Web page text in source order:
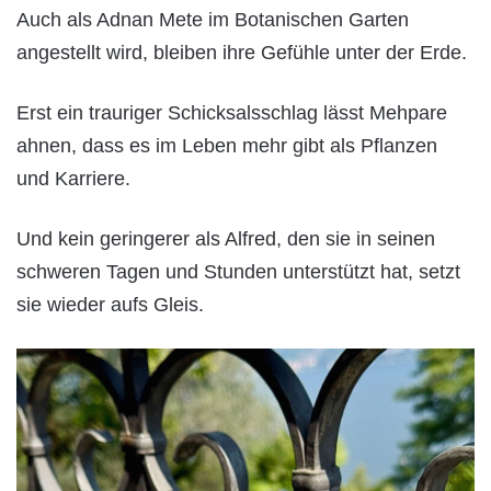
Auch als Adnan Mete im Botanischen Garten
angestellt wird, bleiben ihre Gefühle unter der Erde.
Erst ein trauriger Schicksalsschlag lässt Mehpare
ahnen, dass es im Leben mehr gibt als Pflanzen
und Karriere.
Und kein geringerer als Alfred, den sie in seinen
schweren Tagen und Stunden unterstützt hat, setzt
sie wieder aufs Gleis.